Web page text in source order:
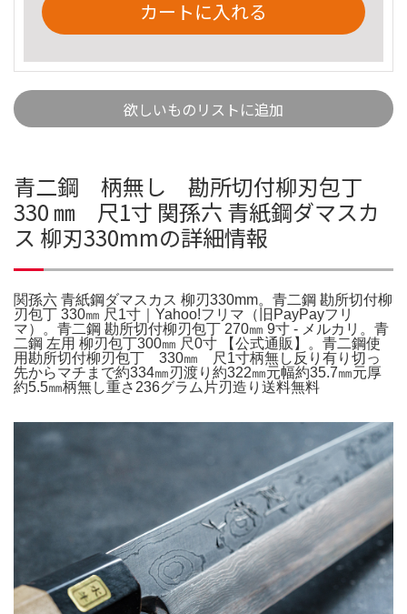
カートに入れる
欲しいものリストに追加
青二鋼 柄無し 勘所切付柳刃包丁
330 ㎜ 尺1寸 関孫六 青紙鋼ダマスカ
ス 柳刃330mmの詳細情報
関孫六 青紙鋼ダマスカス 柳刃330mm。青二鋼 勘所切付柳
刃包丁 330㎜ 尺1寸｜Yahoo!フリマ（旧PayPayフリ
マ）。青二鋼 勘所切付柳刃包丁 270㎜ 9寸 - メルカリ。青
二鋼 左用 柳刃包丁300㎜ 尺0寸 【公式通販】。青二鋼使
用勘所切付柳刃包丁 330㎜ 尺1寸柄無し反り有り切っ
先からマチまで約334㎜刃渡り約322㎜元幅約35.7㎜元厚
約5.5㎜柄無し重さ236グラム片刃造り送料無料